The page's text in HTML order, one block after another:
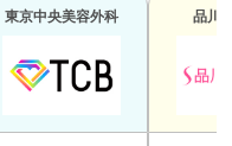
東京中央美容外科 品川